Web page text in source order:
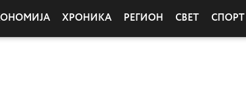
ХРОНИКА РЕГИОН СВЕТ СПОРТ